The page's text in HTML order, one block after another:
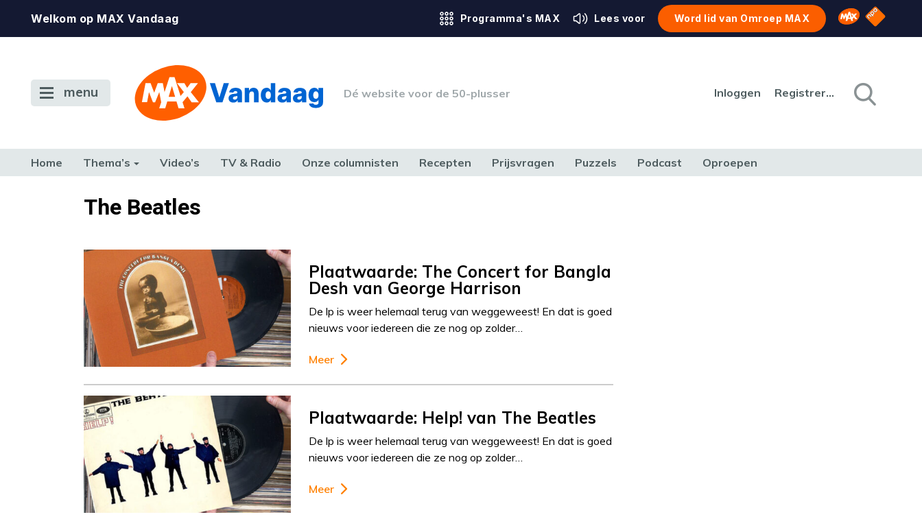
Welkom op MAX Vandaag Programma's MAX Lees voor Word lid van Omroep MAX Omroep MAX
NPO
menu Dé website voor de 50-plusser Inloggen Registreren
Home Thema’s Video’s TV & Radio Onze columnisten Recepten Prijsvragen Puzzels Podcast Oproepen
TERUG NAAR TOENThe Beatles
Plaatwaarde: The Concert for Bangla
Desh van George Harrison
De lp is weer helemaal terug van weggeweest! En dat is goed
nieuws voor iedereen die ze nog op zolder…
Meer
Plaatwaarde: Help! van The Beatles
De lp is weer helemaal terug van weggeweest! En dat is goed
nieuws voor iedereen die ze nog op zolder…
Meer